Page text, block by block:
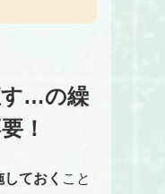
す…の繰
！
ておく こと